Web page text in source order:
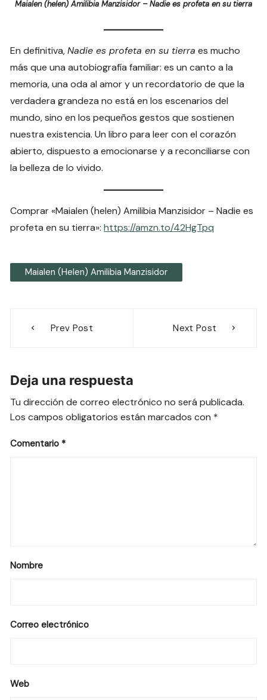
Maialen (helen) Amilibia Manzisidor – Nadie es profeta en su tierra
En definitiva,Nadie es profeta en su tierra es mucho
más que una autobiografía familiar: es un canto a la
memoria, una oda al amor y un recordatorio de que la
verdadera grandeza no está en los escenarios del
mundo, sino en los pequeños gestos que sostienen
nuestra existencia. Un libro para leer con el corazón
abierto, dispuesto a emocionarse y a reconciliarse con
la belleza de lo vivido.
Comprar «Maialen (helen) Amilibia Manzisidor – Nadie es
profeta en su tierra»:https://amzn.to/42HgTpq
Maialen (helen) Amilibia Manzisidor
Prev Post Next Post
Deja una respuesta
Tu dirección de correo electrónico no será publicada.
Los campos obligatorios están marcados con *
Comentario *
Nombre
Correo electrónico
Web